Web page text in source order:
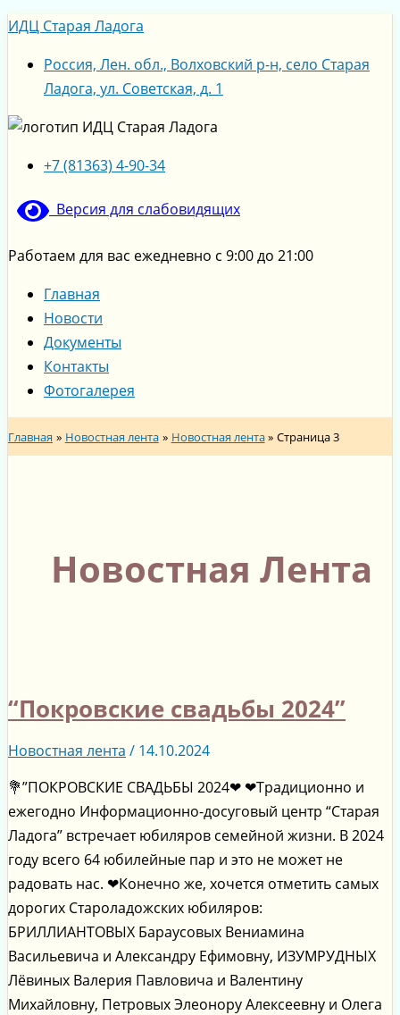
Перейти
к
содержимому
ИДЦ Старая Ладога
Россия, Лен. обл., Волховский р-н, село Старая
Ладога, ул. Советская, д. 1
+7 (81363) 4-90-34
Версия для слабовидящих
Работаем для вас ежедневно с 9:00 до 21:00
Меню
Главная
Новости
Документы
Контакты
Фотогалерея
Главная Новостная лента Новостная лента Страница 3
Новостная Лента
“Покровские свадьбы 2024”
Новостная лента / 14.10.2024
💐”ПОКРОВСКИЕ СВАДЬБЫ 2024❤ ❤Традиционно и
ежегодно Информационно-досуговый центр “Старая
Ладога” встречает юбиляров семейной жизни. В 2024
году всего 64 юбилейные пар и это не может не
радовать нас. ❤Конечно же, хочется отметить самых
дорогих Староладожских юбиляров:
БРИЛЛИАНТОВЫХ Бараусовых Вениамина
Васильевича и Александру Ефимовну, ИЗУМРУДНЫХ
Лёвиных Валерия Павловича и Валентину
Михайловну, Петровых Элеонору Алексеевну и Олега
“Покровские
свадьбы
2024”
ПОБЕДА
ЗА
НАМИ!!!
Восточные
сладости
Турнир
по
мини-
футболу
Остров
семейных
сокровищ
Масленица
у
ворот,
праздник
Мастер-
класс
романтическому
Турнир
по
баскетболу
Театральная
студия
“РОЛИ”
ПРАЗДНИЧНЫЙ
КОНЦЕРТ
“МУЗЫКА
ВЕСНЫ”
Меню